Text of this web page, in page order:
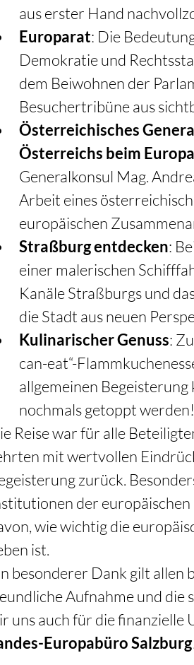
aus erster Hand
Europarat: Die
Demokratie und
dem Beiwohnen der
Besuchertribüne aus
Österreichisches
Österreichs beim
Generalkonsul Mag.
Arbeit eines
europäischen
Straßburg entdecken:
einer malerischen
Kanäle Straßburgs und
die Stadt aus neuen
Kulinarischer Genuss:
can-eat“-
allgemeinen
nochmals getoppt werden!
Reise war für alle
mit wertvollen
zurück.
der
wie wichtig die
ist.
besonderer Dank gilt allen
Aufnahme und die
uns auch für die finanzielle
Europabüro Salzburg